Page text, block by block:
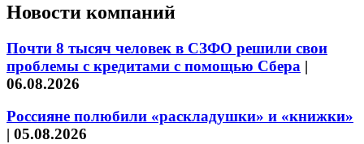
Новости компаний
Почти 8 тысяч человек в СЗФО решили свои
проблемы с кредитами с помощью Сбера |
06.08.2026
Россияне полюбили «раскладушки» и «книжки»
| 05.08.2026